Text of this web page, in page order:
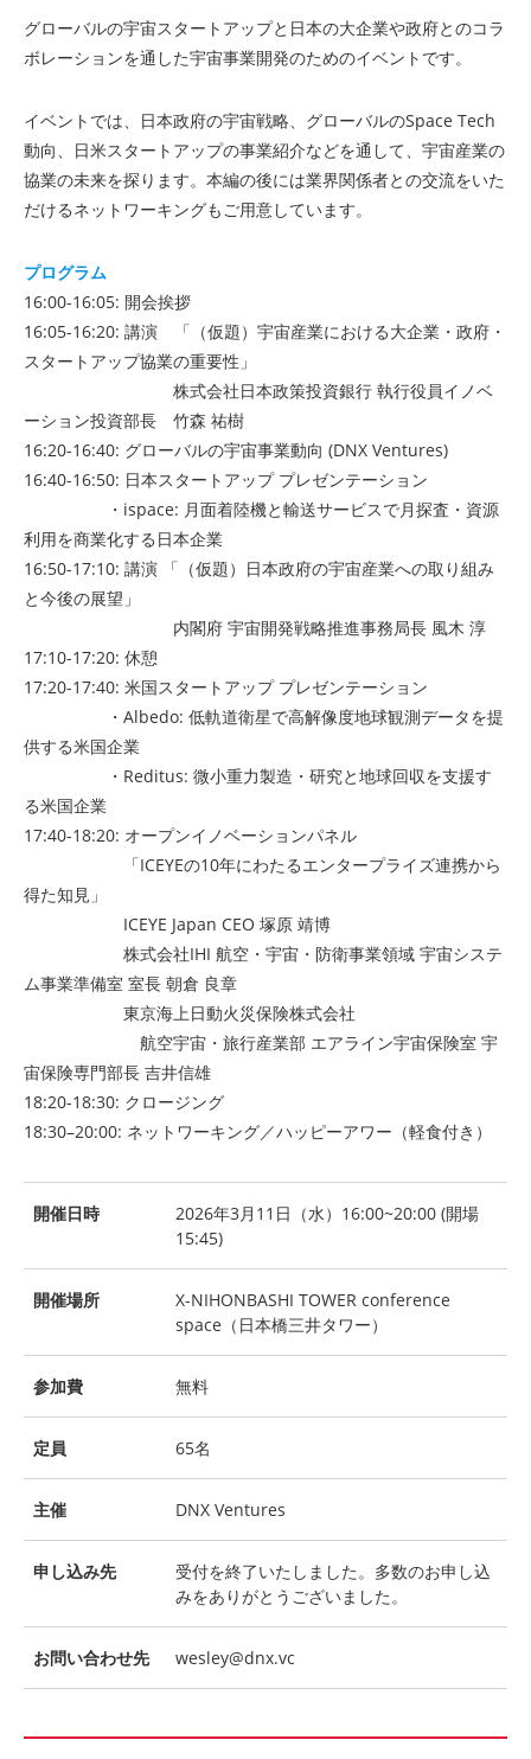
グローバルの宇宙スタートアップと日本の大企業や政府とのコラ
ボレーションを通した宇宙事業開発のためのイベントです。
イベントでは、日本政府の宇宙戦略、グローバルのSpace Tech
動向、日米スタートアップの事業紹介などを通して、宇宙産業の
協業の未来を探ります。本編の後には業界関係者との交流をいた
だけるネットワーキングもご用意しています。
プログラム
16:00-16:05: 開会挨拶
16:05-16:20: 講演 「（仮題）宇宙産業における大企業・政府・
スタートアップ協業の重要性」
株式会社日本政策投資銀行 執行役員イノベ
ーション投資部長 竹森 祐樹
16:20-16:40: グローバルの宇宙事業動向 (DNX Ventures)
16:40-16:50: 日本スタートアップ プレゼンテーション
・ispace: 月面着陸機と輸送サービスで月探査・資源
利用を商業化する日本企業
16:50-17:10: 講演 「（仮題）日本政府の宇宙産業への取り組み
と今後の展望」
内閣府 宇宙開発戦略推進事務局長 風木 淳
17:10-17:20: 休憩
17:20-17:40: 米国スタートアップ プレゼンテーション
・Albedo: 低軌道衛星で高解像度地球観測データを提
供する米国企業
・Reditus: 微小重力製造・研究と地球回収を支援す
る米国企業
17:40-18:20: オープンイノベーションパネル
「ICEYEの10年にわたるエンタープライズ連携から
得た知見」
ICEYE Japan CEO 塚原 靖博
株式会社IHI 航空・宇宙・防衛事業領域 宇宙システ
ム事業準備室 室長 朝倉 良章
東京海上日動火災保険株式会社
航空宇宙・旅行産業部 エアライン宇宙保険室 宇
宙保険専門部長 吉井信雄
18:20-18:30: クロージング
18:30–20:00: ネットワーキング／ハッピーアワー（軽食付き）
開催日時
2026年3月11日（水）16:00~20:00 (開場
15:45)
開催場所
X-NIHONBASHI TOWER conference
space（日本橋三井タワー）
参加費 無料
定員 65名
主催 DNX Ventures
申し込み先
受付を終了いたしました。多数のお申し込
みをありがとうございました。
お問い合わせ先 wesley@dnx.vc